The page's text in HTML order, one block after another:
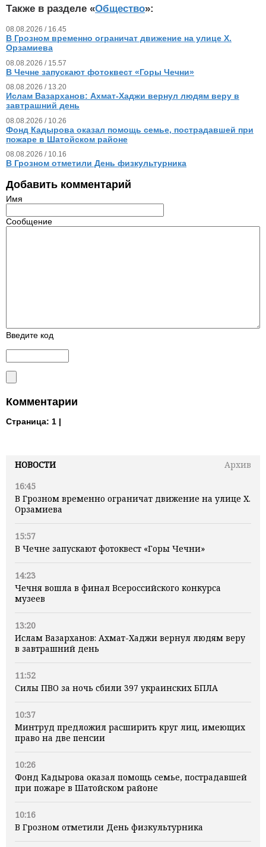
НОВОСТИ
Архив
16:45
В Грозном временно ограничат движение на улице Х.
Орзамиева
15:57
В Чечне запускают фотоквест «Горы Чечни»
14:23
Чечня вошла в финал Всероссийского конкурса
музеев
13:20
Ислам Вазарханов: Ахмат-Хаджи вернул людям веру
в завтрашний день
11:52
Силы ПВО за ночь сбили 397 украинских БПЛА
10:37
Минтруд предложил расширить круг лиц, имеющих
право на две пенсии
10:26
Фонд Кадырова оказал помощь семье, пострадавшей
при пожаре в Шатойском районе
10:16
В Грозном отметили День физкультурника
Также в разделе «Общество»:
08.08.2026 / 16.45
В Грозном временно ограничат движение на улице Х.
Орзамиева
08.08.2026 / 15.57
В Чечне запускают фотоквест «Горы Чечни»
08.08.2026 / 13.20
Ислам Вазарханов: Ахмат-Хаджи вернул людям веру в
завтрашний день
08.08.2026 / 10.26
Фонд Кадырова оказал помощь семье, пострадавшей при
пожаре в Шатойском районе
08.08.2026 / 10.16
В Грозном отметили День физкультурника
Добавить комментарий
Имя
Сообщение
Введите код
Комментарии
Страница: 1 |